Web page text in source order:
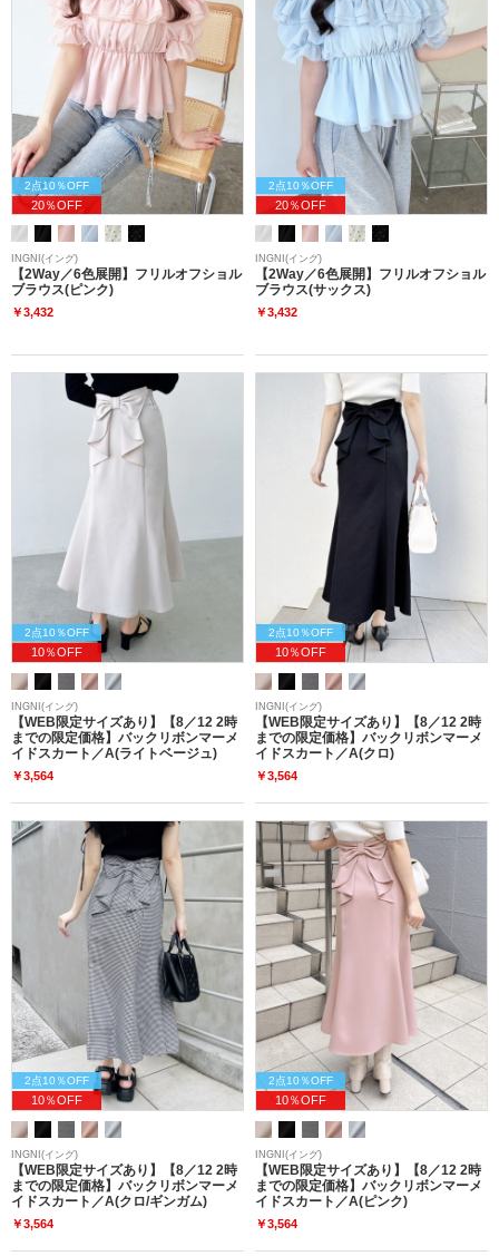
2点10％OFF
20％OFF
INGNI(イング)
【2Way／6色展開】フリルオフショル
ブラウス(ピンク)
￥3,432
2点10％OFF
20％OFF
INGNI(イング)
【2Way／6色展開】フリルオフショル
ブラウス(サックス)
￥3,432
2点10％OFF
10％OFF
INGNI(イング)
【WEB限定サイズあり】【8／12 2時
までの限定価格】バックリボンマーメ
イドスカート／A(ライトベージュ)
￥3,564
2点10％OFF
10％OFF
INGNI(イング)
【WEB限定サイズあり】【8／12 2時
までの限定価格】バックリボンマーメ
イドスカート／A(クロ)
￥3,564
2点10％OFF
10％OFF
INGNI(イング)
【WEB限定サイズあり】【8／12 2時
までの限定価格】バックリボンマーメ
イドスカート／A(クロ/ギンガム)
￥3,564
2点10％OFF
10％OFF
INGNI(イング)
【WEB限定サイズあり】【8／12 2時
までの限定価格】バックリボンマーメ
イドスカート／A(ピンク)
￥3,564